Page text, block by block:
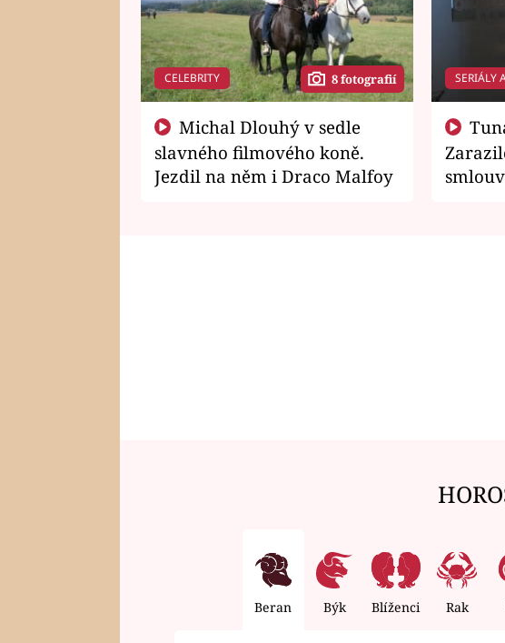
CELEBRITY 8 fotografií
slavného filmového koně.
Jezdil na něm i Draco Malfoy
SERIÁLY
Beran Býk Blíženci Rak